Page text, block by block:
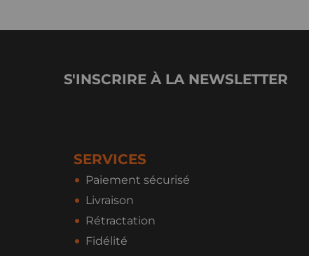
S'INSCRIRE À LA NEWSLETTER
SERVICES
Paiement sécurisé
Livraison
Rétractation
Fidélité